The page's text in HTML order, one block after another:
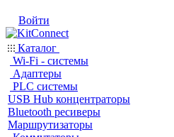
Войти
Каталог
Wi-Fi - системы
Адаптеры
PLC системы
USB Hub концентраторы
Bluetooth ресиверы
Маршрутизаторы